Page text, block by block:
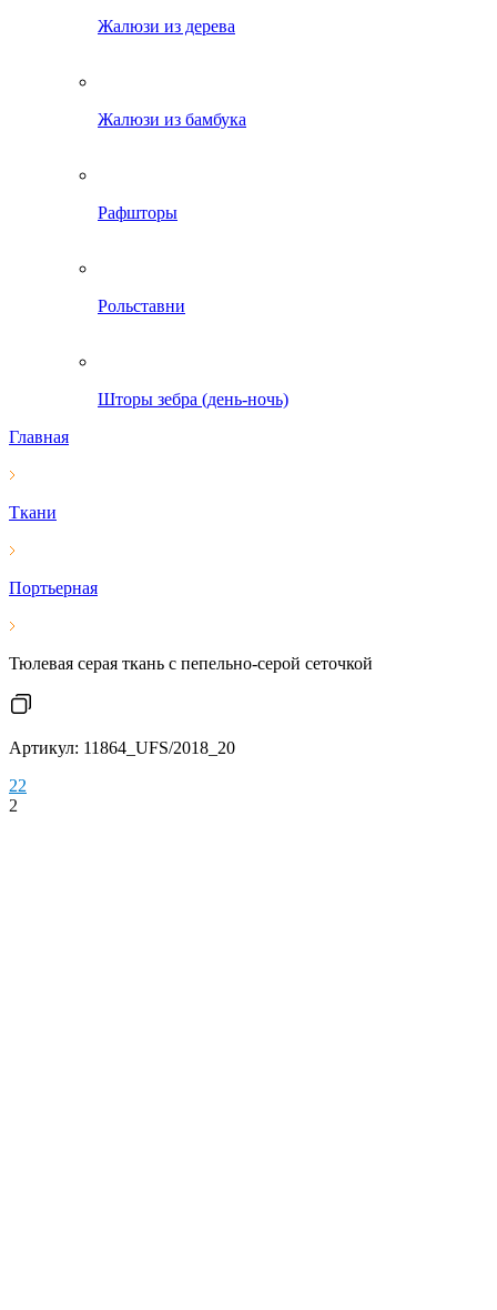
Жалюзи из дерева
Жалюзи из бамбука
Рафшторы
Рольставни
Шторы зебра (день-ночь)
Главная
Ткани
Портьерная
Тюлевая серая ткань с пепельно-серой сеточкой
Артикул: 11864_UFS/2018_20
22
2